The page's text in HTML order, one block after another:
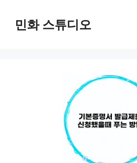
민화 스튜디오